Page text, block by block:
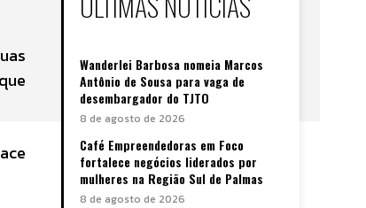
Wanderlei Barbosa nomeia Marcos
Antônio de Sousa para vaga de
desembargador do TJTO
8 de agosto de 2026
Café Empreendedoras em Foco
fortalece negócios liderados por
mulheres na Região Sul de Palmas
8 de agosto de 2026